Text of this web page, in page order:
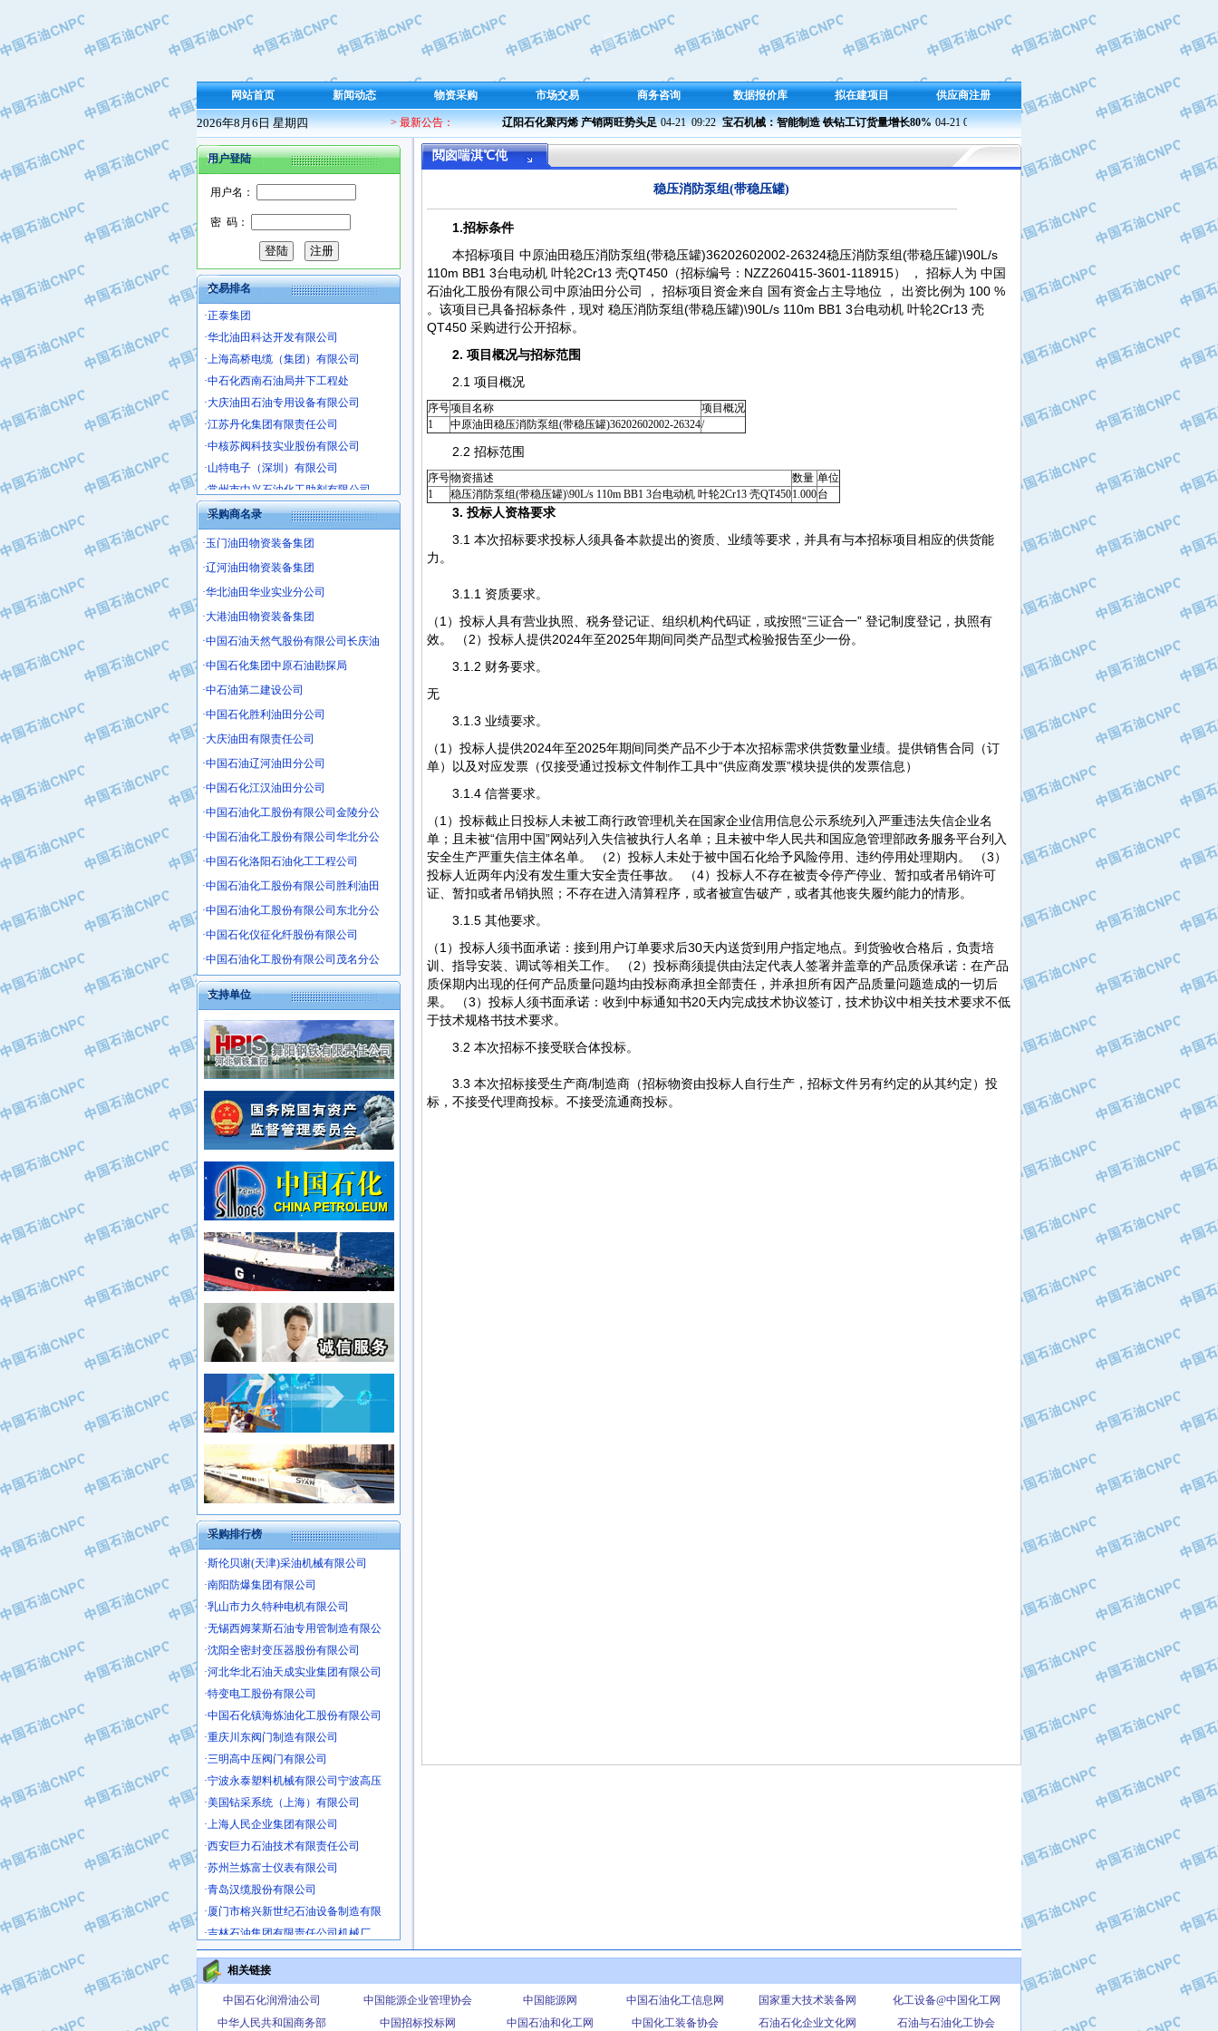
网站首页 新闻动态 物资采购 市场交易 商务咨询 数据报价库 拟在建项目 供应商注册
2026年8月6日 星期四 > 最新公告： 辽阳石化聚丙烯 产销两旺势头足 04-21  09:22 宝石机械：智能制造 铁钻工订货量增长80% 04-21 09:23 兰州石化成功产出新国标半精炼石蜡 04-21 09:37
用户登陆
用户名：
密 码：
交易排名
·保定北奥石油物探特种车辆制造有限
·盘锦辽河油田天意石油装备有限公司
·中国石油天然气管道局穿越公司
·沧州市电气控制设备厂
·中船重工中南装备有限责任公司
·南石力天传动件有限公司
·浙江瑞普环境技术有限公司
·华北石油新大禹环保设备有限公司
·河北翼凌机械制造总厂
·萍乡市庞泰化工填料有限公司
·实华(天津)国际贸易有限公司
·上海宝钢商贸有限公司
·辽河石油勘探局总机械厂
·华北油田科达开发有限公司
·上海高桥电缆（集团）有限公司
·中石化西南石油局井下工程处
·大庆油田石油专用设备有限公司
·江苏丹化集团有限责任公司
·中核苏阀科技实业股份有限公司
·山特电子（深圳）有限公司
·常州市中兴石油化工助剂有限公司
·姜堰市三联助剂有限公司
·四川中光高技术研究所有限责任公司
·江苏天安防雷工程有限责任公司
·山东东营胜利工业园区
·上海鼓风机厂有限公司
·中核苏阀科技实业股份有限公司
·济南柴油机股份有限公司
·上海科瑞曼士德电源系统集成有限公
·东方合金铸造厂
·保定北奥石油物探特种车辆制造有限
·中船重工中南装备有限责任公司
·南石力天传动件有限公司
·浙江瑞普环境技术有限公司
·华北石油新大禹环保设备有限公司
·河北翼凌机械制造总厂
·萍乡市庞泰化工填料有限公司
·实华(天津)国际贸易有限公司
·上海宝钢商贸有限公司
·辽河石油勘探局总机械厂
·正泰集团
·华北油田科达开发有限公司
·中石化西南石油局井下工程处
·大庆油田石油专用设备有限公司
·江苏丹化集团有限责任公司
·中核苏阀科技实业股份有限公司
·山特电子（深圳）有限公司
·常州市中兴石油化工助剂有限公司
·姜堰市三联助剂有限公司
·四川中光高技术研究所有限责任公司
·江苏天安防雷工程有限责任公司
·山东东营胜利工业园区
·自贡五洲防腐安装有限公司
采购商名录
·玉门油田物资装备集团
·辽河油田物资装备集团
·华北油田华业实业分公司
·大港油田物资装备集团
·中国石油天然气股份有限公司长庆油
·中国石化集团中原石油勘探局
·中石油第二建设公司
·中国石化胜利油田分公司
·大庆油田有限责任公司
·中国石油辽河油田分公司
·中国石化江汉油田分公司
·中国石油化工股份有限公司金陵分公
·中国石油化工股份有限公司华北分公
·中国石化洛阳石油化工工程公司
·中国石油化工股份有限公司胜利油田
·中国石油化工股份有限公司东北分公
·中国石化仪征化纤股份有限公司
·中国石油化工股份有限公司茂名分公
支持单位
采购排行榜
·中国石化茂名石化分公司
·中国石油大港油田分公司
·中油油气勘探软件国家工程研究中心
·西安长庆钻宇集团咸阳石化有限公司
·新疆新冠控制系统工程有限公司
·新疆安维消防设施器材有限公司
·华北石油津工机械制造有限公司
·中国石化茂名石化分公司
·上海山武控制仪表有限公司
·上海赛科石油化工有限责任公司
·河北卓唯钢管制造有限公司
·上海高桥石化
·中国石化扬子石油化工股份有限公司
·中国石化上海石油化工股份有限公司
·中国石油长庆油田分公司
·中国石油宁夏石化分公司
·山东墨龙石油机械股份有限公司
·大庆油田物资集团
·斯伦贝谢(天津)采油机械有限公司
·南阳防爆集团有限公司
·乳山市力久特种电机有限公司
·无锡西姆莱斯石油专用管制造有限公
·沈阳全密封变压器股份有限公司
·河北华北石油天成实业集团有限公司
·特变电工股份有限公司
·中国石化镇海炼油化工股份有限公司
·重庆川东阀门制造有限公司
·三明高中压阀门有限公司
·宁波永泰塑料机械有限公司宁波高压
·美国钻采系统（上海）有限公司
·上海人民企业集团有限公司
·西安巨力石油技术有限责任公司
·苏州兰炼富士仪表有限公司
·青岛汉缆股份有限公司
·厦门市榕兴新世纪石油设备制造有限
·吉林石油集团有限责任公司机械厂
·大港油田集团中成机械制造有限公司
·承德司达石油装备开发公司
·大港油田集团中成机械制造有限公司
·四川明星电缆有限公司
·中国石油大庆石油化工总厂
閲囪喘淇℃伅
稳压消防泵组(带稳压罐)
1.招标条件
本招标项目 中原油田稳压消防泵组(带稳压罐)36202602002-26324稳压消防泵组(带稳压罐)\90L/s
110m BB1 3台电动机 叶轮2Cr13 壳QT450（招标编号：NZZ260415-3601-118915） ， 招标人为 中国
石油化工股份有限公司中原油田分公司 ， 招标项目资金来自 国有资金占主导地位 ， 出资比例为 100 %
。该项目已具备招标条件，现对 稳压消防泵组(带稳压罐)\90L/s 110m BB1 3台电动机 叶轮2Cr13 壳
QT450 采购进行公开招标。
2. 项目概况与招标范围
2.1 项目概况
序号项目名称
项目概况
1
中原油田稳压消防泵组(带稳压罐)36202602002-26324/
2.2 招标范围
序号物资描述 数量 单位
1
稳压消防泵组(带稳压罐)\90L/s 110m BB1 3台电动机 叶轮2Cr13 壳QT4501.000台
3. 投标人资格要求
3.1 本次招标要求投标人须具备本款提出的资质、业绩等要求，并具有与本招标项目相应的供货能
力。
3.1.1 资质要求。
（1）投标人具有营业执照、税务登记证、组织机构代码证，或按照“三证合一” 登记制度登记，执照有
效。 （2）投标人提供2024年至2025年期间同类产品型式检验报告至少一份。
3.1.2 财务要求。
无
3.1.3 业绩要求。
（1）投标人提供2024年至2025年期间同类产品不少于本次招标需求供货数量业绩。提供销售合同（订
单）以及对应发票（仅接受通过投标文件制作工具中“供应商发票”模块提供的发票信息）
3.1.4 信誉要求。
（1）投标截止日投标人未被工商行政管理机关在国家企业信用信息公示系统列入严重违法失信企业名
单；且未被“信用中国”网站列入失信被执行人名单；且未被中华人民共和国应急管理部政务服务平台列入
安全生产严重失信主体名单。 （2）投标人未处于被中国石化给予风险停用、违约停用处理期内。 （3）
投标人近两年内没有发生重大安全责任事故。 （4）投标人不存在被责令停产停业、暂扣或者吊销许可
证、暂扣或者吊销执照；不存在进入清算程序，或者被宣告破产，或者其他丧失履约能力的情形。
3.1.5 其他要求。
（1）投标人须书面承诺：接到用户订单要求后30天内送货到用户指定地点。到货验收合格后，负责培
训、指导安装、调试等相关工作。 （2）投标商须提供由法定代表人签署并盖章的产品质保承诺：在产品
质保期内出现的任何产品质量问题均由投标商承担全部责任，并承担所有因产品质量问题造成的一切后
果。 （3）投标人须书面承诺：收到中标通知书20天内完成技术协议签订，技术协议中相关技术要求不低
于技术规格书技术要求。
3.2 本次招标不接受联合体投标。
3.3 本次招标接受生产商/制造商（招标物资由投标人自行生产，招标文件另有约定的从其约定）投
标，不接受代理商投标。不接受流通商投标。
相关链接
中国石化润滑油公司 中国能源企业管理协会 中国能源网 中国石油化工信息网 国家重大技术装备网
化工设备@中国化工网
中华人民共和国商务部
中国招标投标网 中国石油和化工网 中国化工装备协会 石油石化企业文化网 石油与石油化工协会